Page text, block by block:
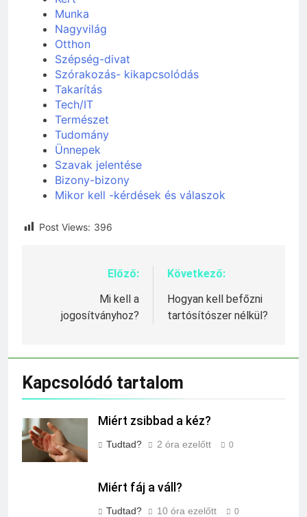
Munka
Nagyvilág
Otthon
Szépség-divat
Szórakozás- kikapcsolódás
Takarítás
Tech/IT
Természet
Tudomány
Ünnepek
Szavak jelentése
Bizony-bizony
Mikor kell -kérdések és válaszok
Post Views: 396
Bejegyzés
navigáció
Előző:
Mi kell a
jogosítványhoz?
Következő:
Hogyan kell befőzni
tartósítószer nélkül?
Kapcsolódó tartalom
Miért zsibbad a kéz?
Tudtad? 2 óra ezelőtt 0
Miért fáj a váll?
Tudtad? 10 óra ezelőtt 0